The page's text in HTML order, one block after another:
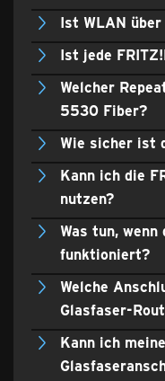
Ist WLAN über
Ist jede
Welcher
5530 Fiber?
Wie sicher ist
Kann ich die
nutzen?
Was tun, wenn
funktioniert?
Welche
Glasfaser-
Kann ich